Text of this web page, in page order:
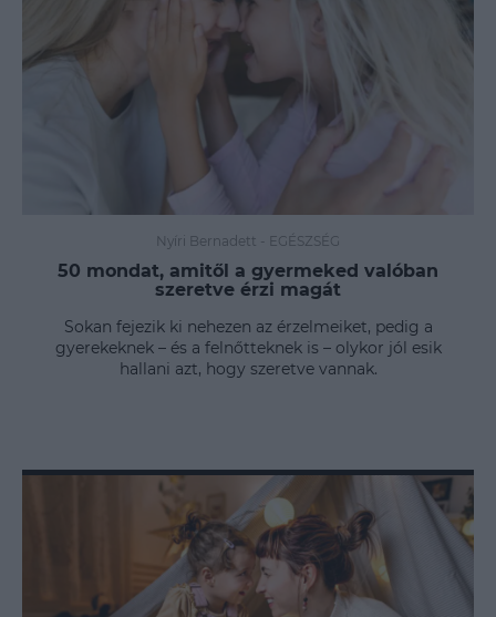
Nyíri Bernadett - EGÉSZSÉG
50 mondat, amitől a gyermeked valóban
szeretve érzi magát
Sokan fejezik ki nehezen az érzelmeiket, pedig a
gyerekeknek – és a felnőtteknek is – olykor jól esik
hallani azt, hogy szeretve vannak.